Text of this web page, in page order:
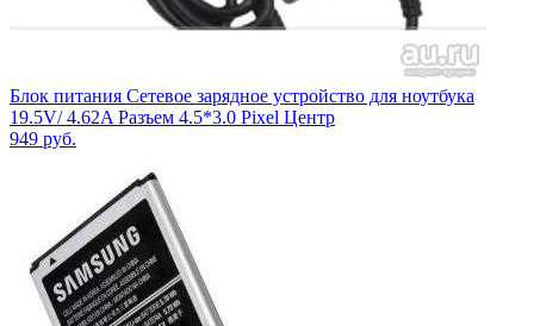
Блок питания Сетевое зарядное устройство для ноутбука
19.5V/ 4.62A Разъем 4.5*3.0 Pixel Центр
949 руб.